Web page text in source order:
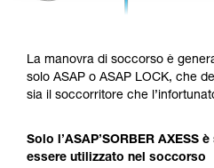
La manovra di soccorso è
solo ASAP o ASAP LOCK, che
sia il soccorritore che
Solo l’ASAP’SORBER AXESS
essere utilizzato nel soccorso